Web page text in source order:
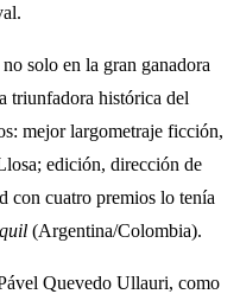
solo en la gran ganadora
triunfadora histórica del
mejor largometraje ficción,
edición, dirección de
con cuatro premios lo tenía
(Argentina/Colombia).
Quevedo Ullauri, como